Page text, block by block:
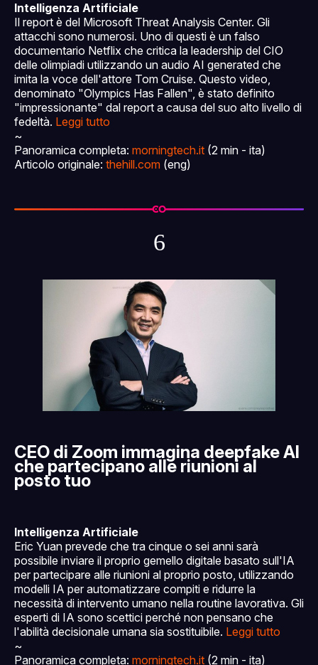
Intelligenza Artificiale
Il report è del Microsoft Threat Analysis Center. Gli
attacchi sono numerosi. Uno di questi è un falso
documentario Netflix che critica la leadership del CIO
delle olimpiadi utilizzando un audio AI generated che
imita la voce dell'attore Tom Cruise. Questo video,
denominato "Olympics Has Fallen", è stato definito
"impressionante" dal report a causa del suo alto livello di
fedeltà. Leggi tutto
~
Panoramica completa: morningtech.it (2 min - ita)
Articolo originale: thehill.com (eng)
6
CEO di Zoom immagina deepfake AI
che partecipano alle riunioni al
posto tuo
Intelligenza Artificiale
Eric Yuan prevede che tra cinque o sei anni sarà
possibile inviare il proprio gemello digitale basato sull'IA
per partecipare alle riunioni al proprio posto, utilizzando
modelli IA per automatizzare compiti e ridurre la
necessità di intervento umano nella routine lavorativa. Gli
esperti di IA sono scettici perché non pensano che
l'abilità decisionale umana sia sostituibile. Leggi tutto
~
Panoramica completa: morningtech.it (2 min - ita)